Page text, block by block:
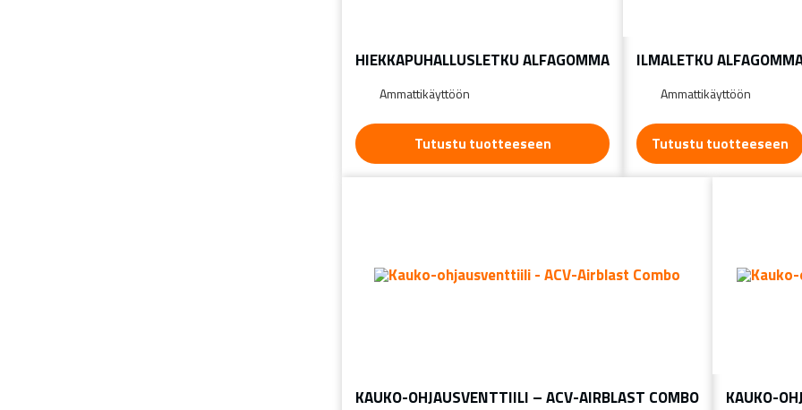
HIEKKAPUHALLUSLETKU ALFAGOMMA
Ammattikäyttöön
Tutustu tuotteeseen
ILMALETKU
Ammattikäyttöön
Tutustu tuotteeseen
KAUKO-OHJAUSVENTTIILI – ACV-AIRBLAST COMBO KAUKO-